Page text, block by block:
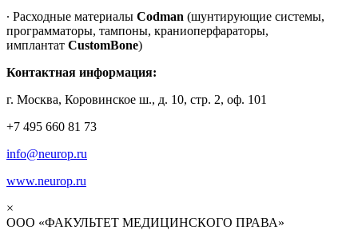
∙ Расходные материалы Codman (шунтирующие системы,
программаторы, тампоны, краниоперфараторы,
имплантат CustomBone)
Контактная информация:
г. Москва, Коровинское ш., д. 10, стр. 2, оф. 101
+7 495 660 81 73
info@neurop.ru
www.neurop.ru
×
ООО «ФАКУЛЬТЕТ МЕДИЦИНСКОГО ПРАВА»